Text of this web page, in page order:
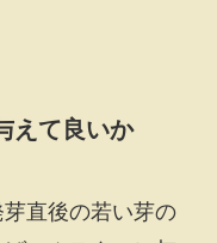
えて良いか
直後の若い芽の